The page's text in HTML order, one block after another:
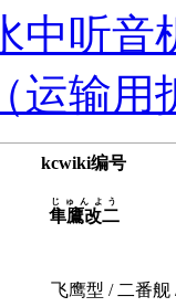
中听音
运输用
kcwiki编号
隼鷹改二
じゅんよう
飞鹰型 / 二番